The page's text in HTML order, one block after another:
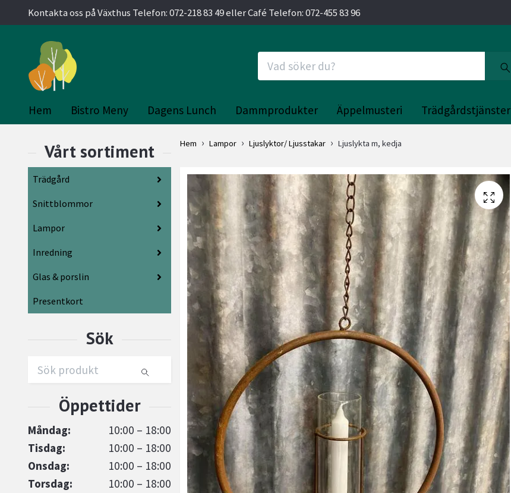
Kontakta oss på Växthus Telefon: 072-218 83 49 eller Café Telefon: 072-455 83 96
Hem Bistro Meny Dagens Lunch Dammprodukter Äppelmusteri Trädgårdstjänster
Trädgård
Snittblommor
Lampor
Inredning
Glas & porslin
Presentkort
Måndag:
10:00 – 18:00
Tisdag:
10:00 – 18:00
Onsdag:
10:00 – 18:00
Torsdag:
10:00 – 18:00
Hem Lampor Ljuslyktor/ Ljusstakar Ljuslykta m, kedja